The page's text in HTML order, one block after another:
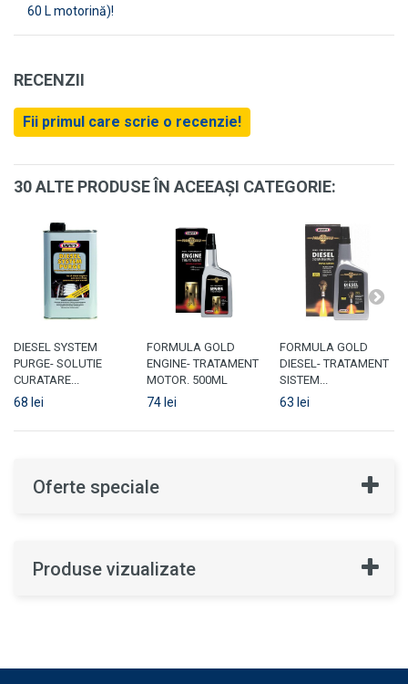
60 L motorină)!
RECENZII
Fii primul care scrie o recenzie!
30 ALTE PRODUSE ÎN ACEEAȘI CATEGORIE:
DIESEL SYSTEM
PURGE- SOLUTIE
CURATARE...
68 lei
FORMULA GOLD
ENGINE- TRATAMENT
MOTOR. 500ML
74 lei
FORMULA GOLD
DIESEL- TRATAMENT
SISTEM...
63 lei
Oferte speciale
Produse vizualizate